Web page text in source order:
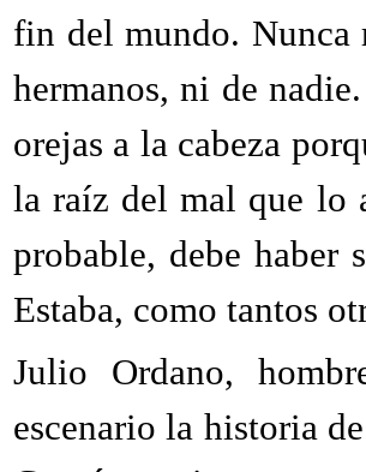
fin del mundo. Nunca
hermanos, ni de
orejas a la cabeza
la raíz del mal que lo
probable, debe haber
Estaba, como tantos
Julio Ordano,
escenario la historia